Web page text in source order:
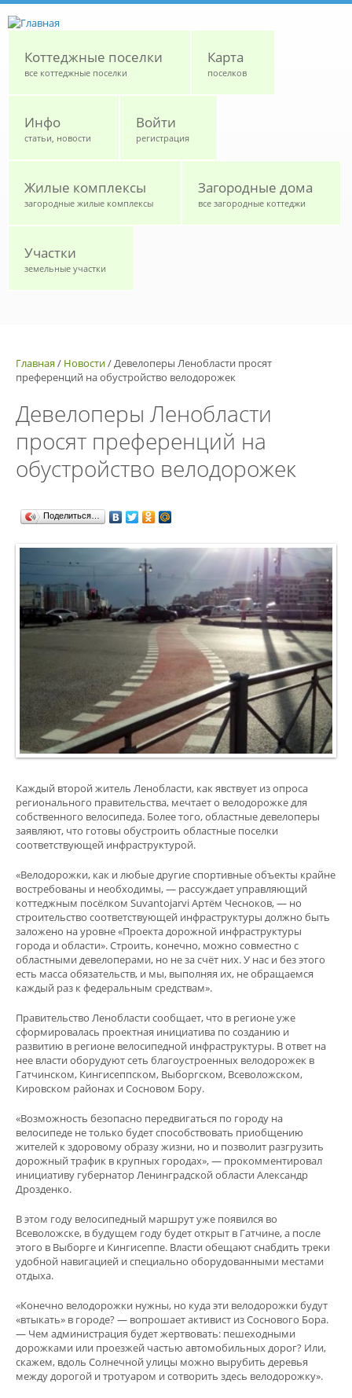
Коттеджные поселки
все коттеджные поселки
Карта
поселков
Инфо
статьи, новости
Войти
регистрация
Жилые комплексы
загородные жилые комплексы
Загородные дома
все загородные коттеджи
Участки
земельные участки
Главная / Новости/Девелоперы Ленобласти просят
преференций на обустройство велодорожек
Девелоперы Ленобласти
просят преференций на
обустройство велодорожек
Поделиться…
Каждый второй житель Ленобласти, как явствует из опроса
регионального правительства, мечтает о велодорожке для
собственного велосипеда. Более того, областные девелоперы
заявляют, что готовы обустроить областные поселки
соответствующей инфраструктурой.
«Велодорожки, как и любые другие спортивные объекты крайне
востребованы и необходимы, — рассуждает управляющий
коттеджным посёлком Suvantojarvi Артём Чесноков, — но
строительство соответствующей инфраструктуры должно быть
заложено на уровне «Проекта дорожной инфраструктуры
города и области». Строить, конечно, можно совместно с
областными девелоперами, но не за счёт них. У нас и без этого
есть масса обязательств, и мы, выполняя их, не обращаемся
каждый раз к федеральным средствам».
Правительство Ленобласти сообщает, что в регионе уже
сформировалась проектная инициатива по созданию и
развитию в регионе велосипедной инфраструктуры. В ответ на
нее власти оборудуют сеть благоустроенных велодорожек в
Гатчинском, Кингисеппском, Выборгском, Всеволожском,
Кировском районах и Сосновом Бору.
«Возможность безопасно передвигаться по городу на
велосипеде не только будет способствовать приобщению
жителей к здоровому образу жизни, но и позволит разгрузить
дорожный трафик в крупных городах», — прокомментировал
инициативу губернатор Ленинградской области Александр
Дрозденко.
В этом году велосипедный маршрут уже появился во
Всеволожске, в будущем году будет открыт в Гатчине, а после
этого в Выборге и Кингисеппе. Власти обещают снабдить треки
удобной навигацией и специально оборудованными местами
отдыха.
«Конечно велодорожки нужны, но куда эти велодорожки будут
«втыкать» в городе? — вопрошает активист из Соснового Бора.
— Чем администрация будет жертвовать: пешеходными
дорожками или проезжей частью автомобильных дорог? Или,
скажем, вдоль Солнечной улицы можно вырубить деревья
между дорогой и тротуаром и сотворить здесь велодорожку».